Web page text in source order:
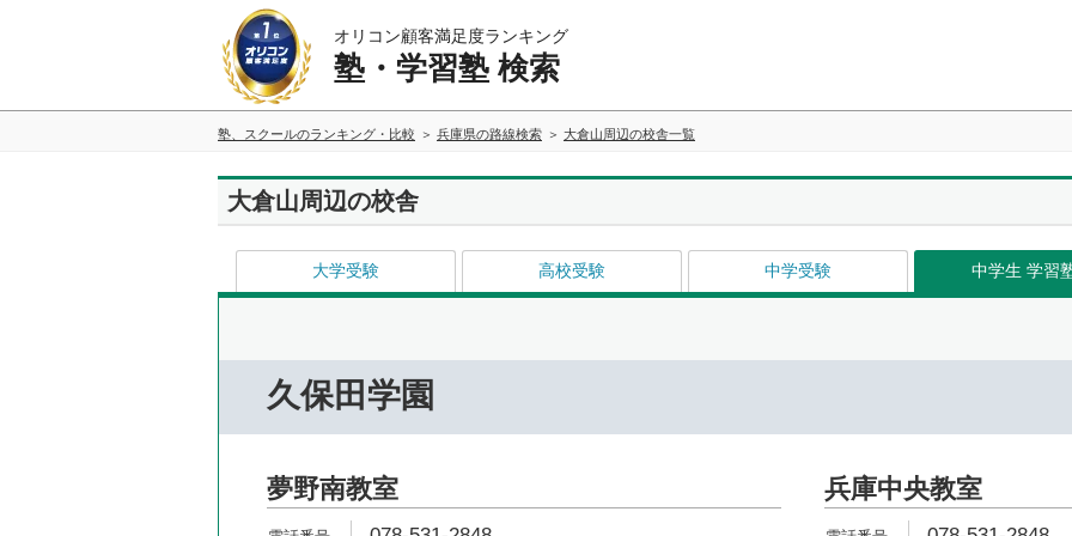
オリコン顧客満足度ランキング
塾・学習塾 検索
塾、スクールのランキング・比較 兵庫県の路線検索 大倉山周辺の校舎一覧
大倉山周辺の校舎
大学受験 高校受験 中学受験 中学生 学習
久保田学園
夢野南教室 兵庫中央教室